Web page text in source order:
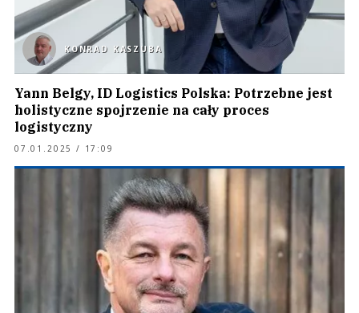
KONRAD KASZUBA
Yann Belgy, ID Logistics Polska: Potrzebne jest
holistyczne spojrzenie na cały proces
logistyczny
07.01.2025 / 17:09